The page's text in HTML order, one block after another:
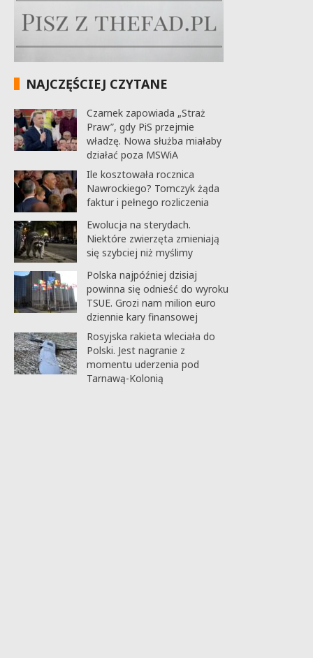
NAJCZĘŚCIEJ CZYTANE
Czarnek zapowiada „Straż
Praw”, gdy PiS przejmie
władzę. Nowa służba miałaby
działać poza MSWiA
Ile kosztowała rocznica
Nawrockiego? Tomczyk żąda
faktur i pełnego rozliczenia
Ewolucja na sterydach.
Niektóre zwierzęta zmieniają
się szybciej niż myślimy
Polska najpóźniej dzisiaj
powinna się odnieść do wyroku
TSUE. Grozi nam milion euro
dziennie kary finansowej
Rosyjska rakieta wleciała do
Polski. Jest nagranie z
momentu uderzenia pod
Tarnawą-Kolonią